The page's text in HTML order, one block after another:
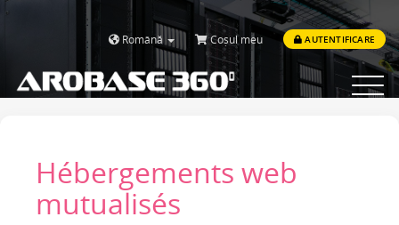
Română Coșul meu AUTENTIFICARE
Toggle
Hébergements web
mutualisés